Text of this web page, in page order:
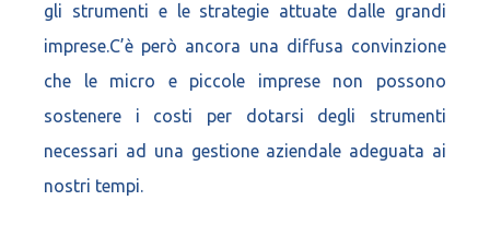
gli strumenti e le strategie attuate dalle grandi
imprese.C’è però ancora una diffusa convinzione
che le micro e piccole imprese non possono
sostenere i costi per dotarsi degli strumenti
necessari ad una gestione aziendale adeguata ai
nostri tempi.